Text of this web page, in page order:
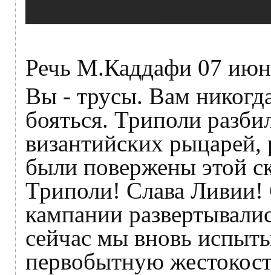
Речь М.Каддафи 07
Вы - трусы. Вам
бояться. Триполи
византийских
были повержены этой
Триполи! Слава Ливии!
кампании
сейчас мы вновь
первобытную